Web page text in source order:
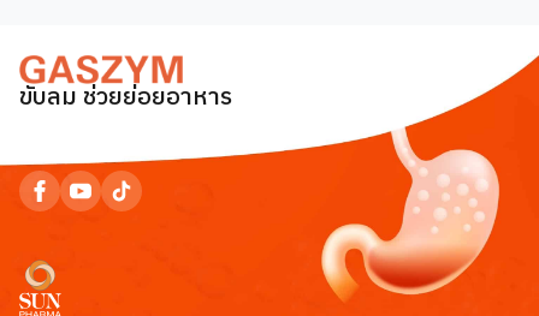
ขับลม ช่วยย่อยอาหาร